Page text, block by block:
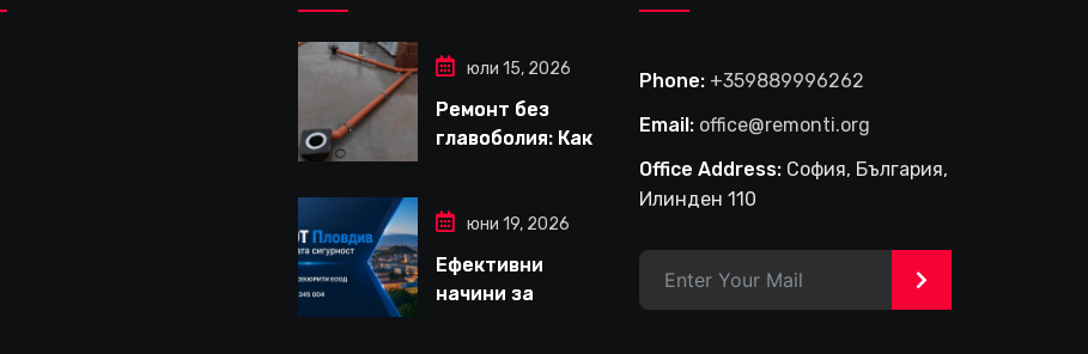
юли 15, 2026
Ремонт без
главоболия: Как
за вътрешни
ремонти във
Варна
юни 19, 2026
Ефективни
начини за
Phone: +359889996262
Email: office@remonti.org
Office Address: София, България,
Илинден 110
>